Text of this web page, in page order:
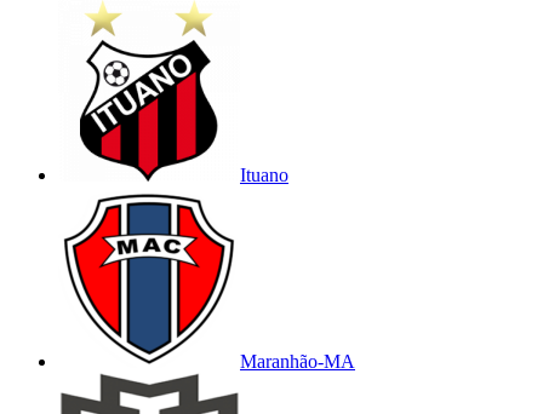
Ituano
Maranhão-MA